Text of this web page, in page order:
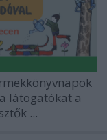
látogatókat a
...